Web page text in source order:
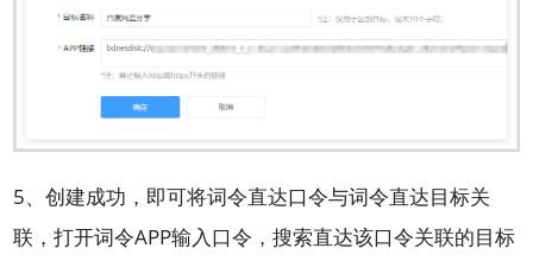
5、创建成功，即可将词令直达口令与词令直达目标关
联，打开词令APP输入口令，搜索直达该口令关联的目标